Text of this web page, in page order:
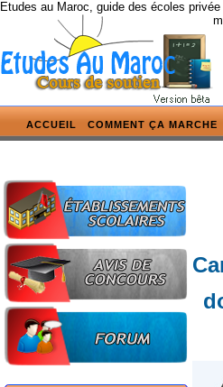
Etudes au Maroc, guide des écoles
ACCUEIL COMMENT ÇA MARCHE